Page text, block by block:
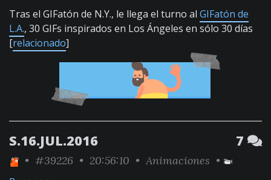
Tras el GIFatón de N.Y., le llega el turno al GIFatón de
L.A., 30 GIFs inspirados en Los Ángeles en sólo 30 días
[relacionado]
S.16.JUL.2016 7
• #39226 • 20:56:10 • Animaciones •